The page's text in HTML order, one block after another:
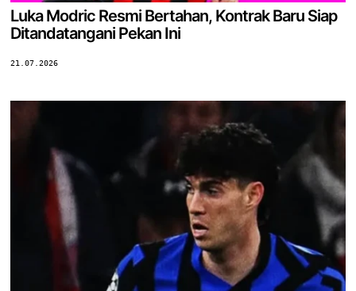
Luka Modric Resmi Bertahan, Kontrak Baru Siap
Ditandatangani Pekan Ini
21.07.2026